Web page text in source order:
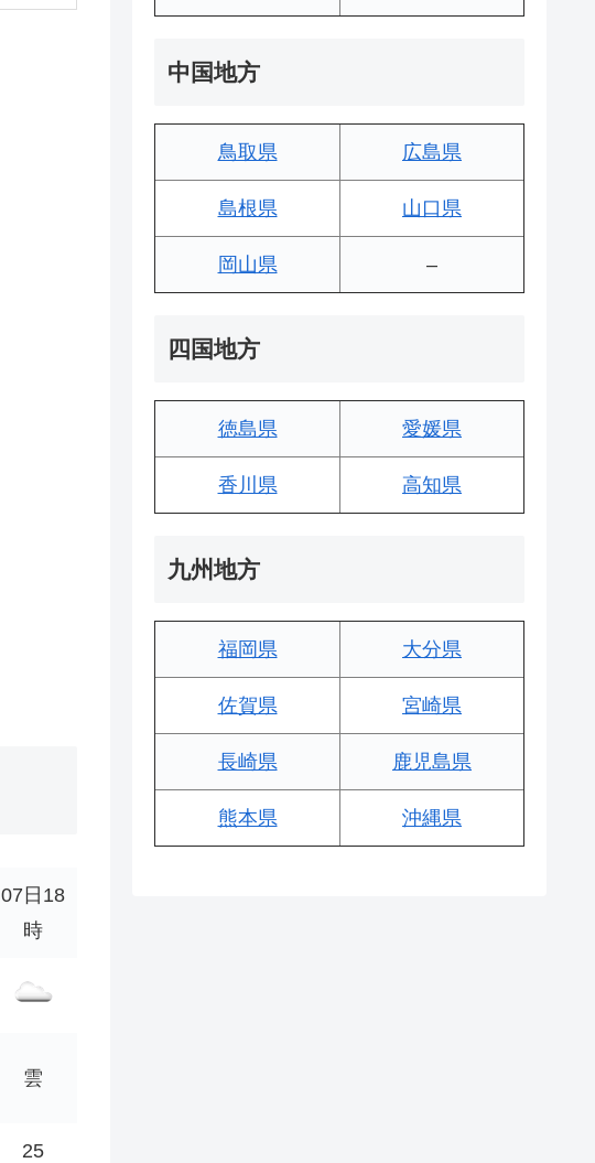
07日18
時
雲
25
中国地方
鳥取県 広島県
島根県 山口県
岡山県 –
四国地方
徳島県 愛媛県
香川県 高知県
九州地方
福岡県 大分県
佐賀県 宮崎県
長崎県 鹿児島県
熊本県 沖縄県